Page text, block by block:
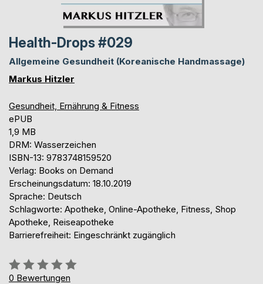
Health-Drops #029
Allgemeine Gesundheit (Koreanische Handmassage)
Markus Hitzler
Gesundheit, Ernährung & Fitness
ePUB
1,9 MB
DRM: Wasserzeichen
ISBN-13: 9783748159520
Verlag: Books on Demand
Erscheinungsdatum: 18.10.2019
Sprache: Deutsch
Schlagworte: Apotheke, Online-Apotheke, Fitness, Shop
Apotheke, Reiseapotheke
Barrierefreiheit: Eingeschränkt zugänglich
Bewertung::
0%
0 Bewertungen